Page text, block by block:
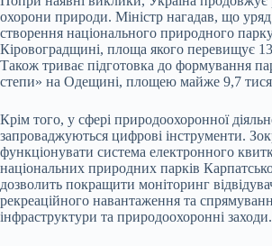
охорони природи. Міністр нагадав, що
створення національного природного
Кіровоградщині, площа якого перевищує
Також триває підготовка до формування
степи» на Одещині, площею майже 9,7
Крім того, у сфері природоохоронної
запроваджуються цифрові інструменти.
функціонувати система електронного
національних природних парків
дозволить покращити моніторинг
рекреаційного навантаження та
інфраструктури та природоохоронні заходи.